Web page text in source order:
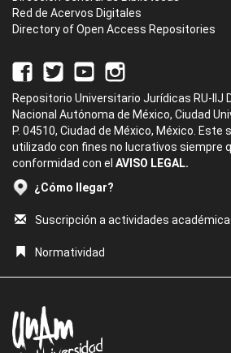
Red de Acervos Digitales
Directory of Open Access Repositories
Repositorio Universitario Jurídicas RU-IIJ
Nacional Autónoma de México, Ciudad
P. 04510, Ciudad de México, México. Este
utilizado con fines no lucrativos siempre
conformidad con el AVISO LEGAL.
¿Cómo llegar?
Suscripción a actividades
Normatividad